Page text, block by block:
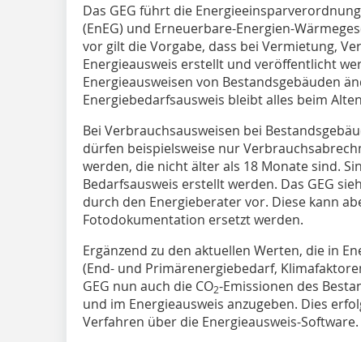
Das GEG führt die
(EnEG) und Erneuerbare-Energien-
vor gilt die Vorgabe, dass bei Vermietung,
Energieausweis erstellt und veröffentlicht
Energieausweisen von Bestandsgebäuden
Energiebedarfsausweis bleibt alles beim
Bei Verbrauchsausweisen bei
dürfen beispielsweise nur
werden, die nicht älter als 18 Monate sind.
Bedarfsausweis erstellt werden. Das GEG
durch den Energieberater vor. Diese kann
Fotodokumentation ersetzt werden.
Ergänzend zu den aktuellen Werten, die in
(End- und Primärenergiebedarf,
GEG nun auch die CO2-Emissionen des
und im Energieausweis anzugeben. Dies
Verfahren über die Energieausweis-Software.